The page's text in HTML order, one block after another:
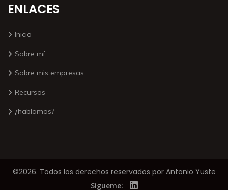
ENLACES
Inicio
Sobre mí
Sobre mis empresas
Recursos
¿hablamos?
©2026. Todos los derechos reservados por Antonio Yuste
Sígueme: